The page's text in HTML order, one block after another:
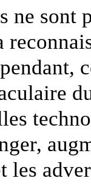
ne sont
les